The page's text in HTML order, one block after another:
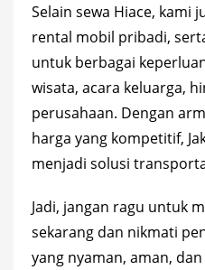
Selain sewa Hiace, kami
rental mobil pribadi,
untuk berbagai
wisata, acara keluarga,
perusahaan. Dengan
harga yang kompetitif,
menjadi solusi
Jadi, jangan ragu untuk
sekarang dan nikmati
yang nyaman, aman,